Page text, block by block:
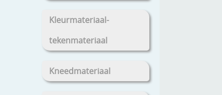
Kleurmateriaal-
tekenmateriaal
Kneedmateriaal